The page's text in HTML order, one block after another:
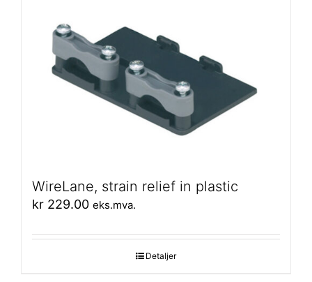
WireLane, strain relief in plastic
kr 229.00 eks.mva.
Detaljer